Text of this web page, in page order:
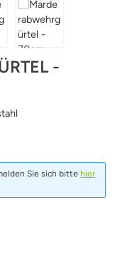
-
Sie sich bitte hier